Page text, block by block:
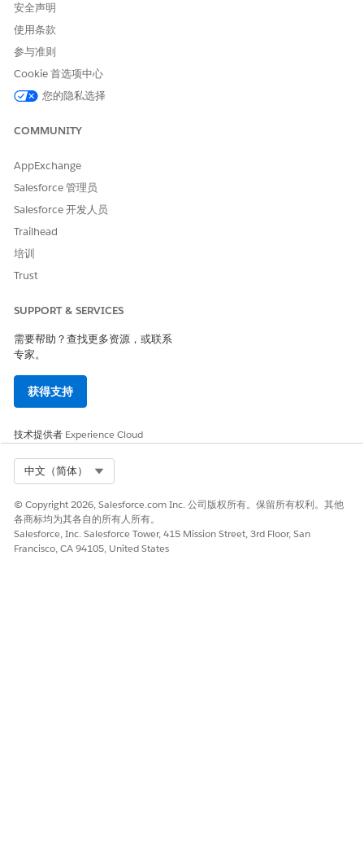
的界面来管理产品、客户、订单和促销。
B2C Commerce 概念和术语
B2C Commerce 为您的电子商务站点提供资源和处理。您在自
己的域中创建并构造自己的站点。
B2C Commerce Hyperforce 常见问题解答
Salesforce 第一方数据中心迁移到由公共云技术驱动的下一代
实例
B2C Commerce 实例包含自定义网店的工具和资源。通过浏览
器访问实例，或使用 Business Manager。
B2C Commerce 工具
如果您被分配了正确权限，则可以访问 B2C Commerce 工具。
要访问 B2C Commerce 工具，请点击“应用程序启动器”或按
间移动。
浏览器支持
B2C Commerce 支持几种不同的浏览器。
数据输入和输出
在准备环境 （Staging）、开发环境 （Development）和生产
环境 （Production） 实例之间导入/导出数据，并在实例间进
的来源。从 B2C Commerce 为其他后端系统（如订单管理系统
（OMS）、企业资源计划系统 （ERP）、产品信息管理系统
（PIM） 或仓库管理系统 （WMS））创建来源。
B2C Commerce 站点和网店
在 B2C Commerce 中，站点是运行网店的应用程序及相关代
码。网店是用户的在线体验。这可以包括多个品牌、多个区域设
置（具有货币和税项差异）或多个渠道的具有不同 URL 的网
安全声明
使用条款
参与准则
Cookie 首选项中心
您的隐私选择
COMMUNITY
AppExchange
Salesforce 管理员
Salesforce 开发人员
Trailhead
培训
Trust
SUPPORT & SERVICES
需要帮助？查找更多资源，或联系
专家。
获得支持
技术提供者 Experience Cloud
中文（简体）
© Copyright 2026, Salesforce.com Inc. 公司版权所有。保留所有权利。其他
各商标均为其各自的所有人所有。
Salesforce, Inc. Salesforce Tower, 415 Mission Street, 3rd Floor, San
Francisco, CA 94105, United States